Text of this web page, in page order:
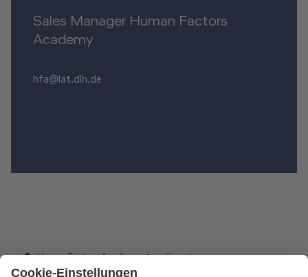
Sales Manager Human Factors
Academy
hfa@lat.dlh.de
Human Factors Academy Branchen